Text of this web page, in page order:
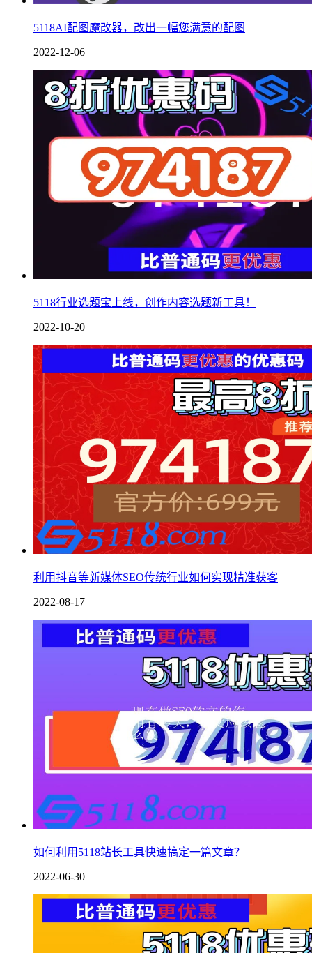
5118AI配图魔改器，改出一幅您满意的配图
2022-12-06
5118行业选题宝上线，创作内容选题新工具！
2022-10-20
利用抖音等新媒体SEO传统行业如何实现精准获客
2022-08-17
如何利用5118站长工具快速搞定一篇文章？
2022-06-30